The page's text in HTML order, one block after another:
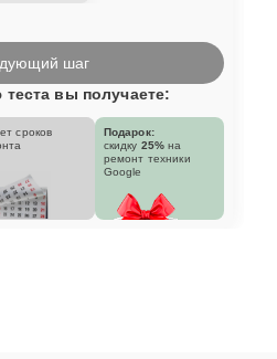
шаг
вы получаете:
сроков
Подарок:
скидку 25% на
ремонт техники
Google